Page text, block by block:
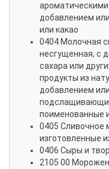
ароматическими
добавлением
или какао
0404 Молочная
несгущенная, с
сахара или
продукты из
добавлением
поименованные
0405 Сливочное
изготовленные
0406 Сыры и
2105 00